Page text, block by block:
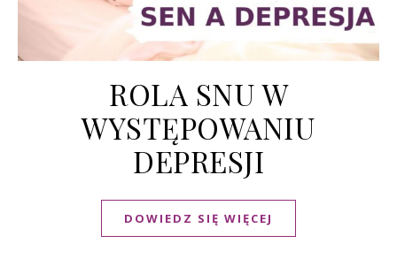
ROLA SNU W
WYSTĘPOWANIU
DEPRESJI
DOWIEDZ SIĘ WIĘCEJ